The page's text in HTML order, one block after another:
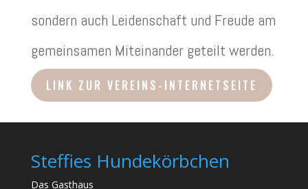
sondern auch Leidenschaft und Freude am
gemeinsamen Miteinander geteilt werden.
LINK ZUR VEREINS-INTERNETSEITE
Steffies Hundekörbchen
Das Gasthaus